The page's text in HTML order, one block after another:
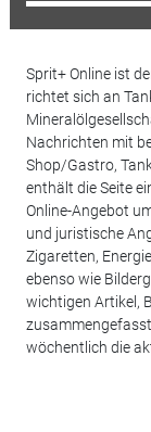
Sprit+ Online ist
richtet sich an
Nachrichten mit
Shop/Gastro,
enthält die Seite
Online-Angebot
und juristische
Zigaretten,
ebenso wie
wichtigen Artikel,
wöchentlich die